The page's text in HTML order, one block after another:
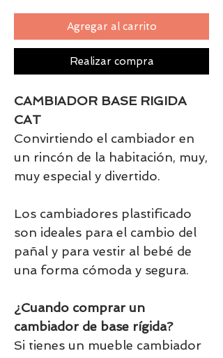
Agregar al carrito
Realizar compra
CAMBIADOR BASE RIGIDA
CAT
Convirtiendo el cambiador en
un rincón de la habitación, muy,
muy especial y divertido.
Los cambiadores plastificado
son ideales para el cambio del
pañal y para vestir al bebé de
una forma cómoda y segura.
¿Cuando comprar un
cambiador de base rígida?
Si tienes un mueble cambiador